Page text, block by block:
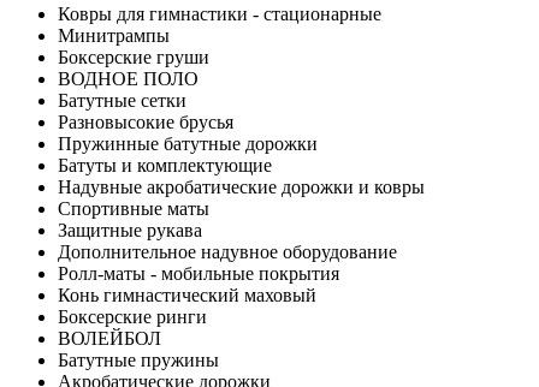
Ковры для гимнастики - стационарные
Минитрампы
Боксерские груши
ВОДНОЕ ПОЛО
Батутные сетки
Разновысокие брусья
Пружинные батутные дорожки
Батуты и комплектующие
Надувные акробатические дорожки и ковры
Спортивные маты
Защитные рукава
Дополнительное надувное оборудование
Ролл-маты - мобильные покрытия
Конь гимнастический маховый
Боксерские ринги
ВОЛЕЙБОЛ
Батутные пружины
Акробатические дорожки